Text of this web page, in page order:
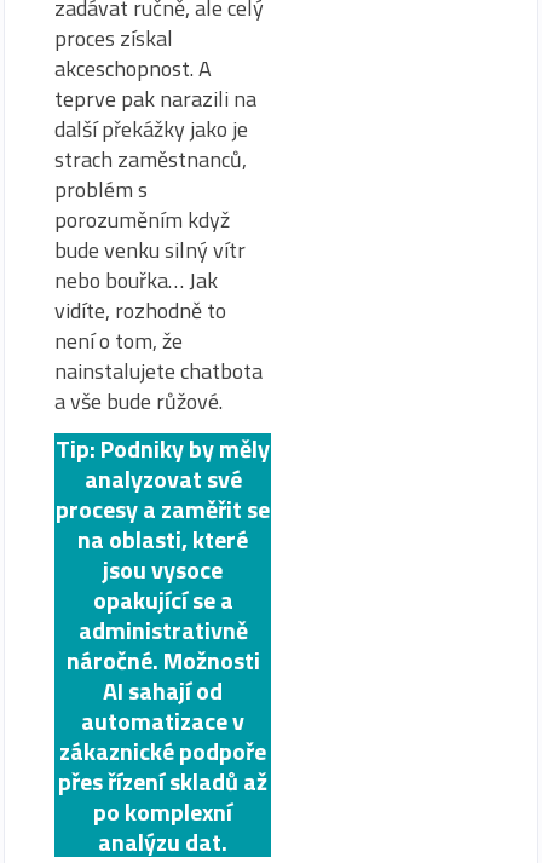
zadávat ručně, ale celý
proces získal
akceschopnost. A
teprve pak narazili na
další překážky jako je
strach zaměstnanců,
problém s
porozuměním když
bude venku silný vítr
nebo bouřka… Jak
vidíte, rozhodně to
není o tom, že
nainstalujete chatbota
a vše bude růžové.
Tip: Podniky by měly
analyzovat své
procesy a zaměřit se
na oblasti, které
jsou vysoce
opakující se a
administrativně
náročné. Možnosti
AI sahají od
automatizace v
zákaznické podpoře
přes řízení skladů až
po komplexní
analýzu dat.